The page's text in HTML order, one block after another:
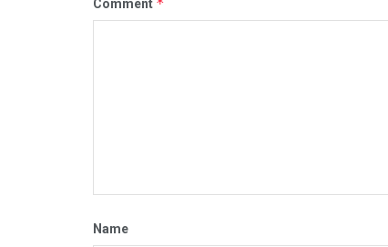
Comment
Name